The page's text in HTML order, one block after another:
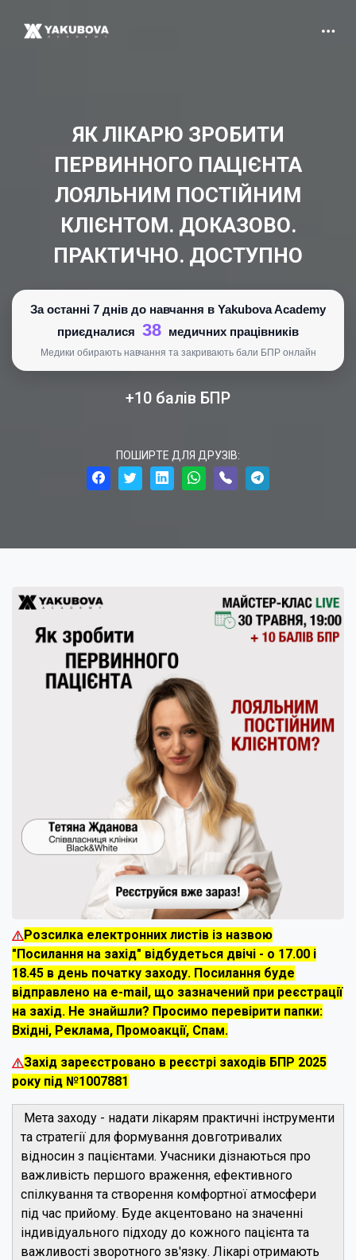
ЯК ЛІКАРЮ ЗРОБИТИ
ПЕРВИННОГО ПАЦІЄНТА
ЛОЯЛЬНИМ ПОСТІЙНИМ
КЛІЄНТОМ. ДОКАЗОВО.
ПРАКТИЧНО. ДОСТУПНО
За останні 7 днів до навчання в Yakubova Academy
приєдналися 38 медичних працівників
Медики обирають навчання та закривають бали БПР онлайн
+10 балів БПР
ПОШИРТЕ ДЛЯ ДРУЗІВ:
Розсилка електронних листів із назвою
"Посилання на захід" відбудеться двічі - о 17.00 і
18.45 в день початку заходу. Посилання буде
відправлено на e-mail, що зазначений при реєстрації
на захід. Не знайшли? Просимо перевірити папки:
Вхідні, Реклама, Промоакції, Спам.
Захід зареєстровано в реєстрі заходів БПР 2025
року під №1007881
Мета заходу - надати лікарям практичні інструменти
та стратегії для формування довготривалих
відносин з пацієнтами. Учасники дізнаються про
важливість першого враження, ефективного
спілкування та створення комфортної атмосфери
під час прийому. Буде акцентовано на значенні
індивідуального підходу до кожного пацієнта та
важливості зворотного зв'язку. Лікарі отримають